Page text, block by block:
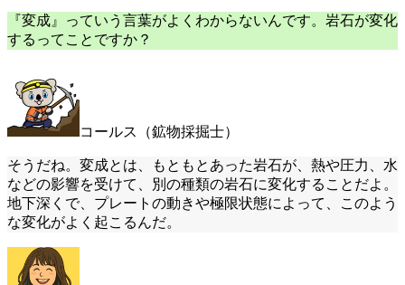
『変成』っていう言葉がよくわからないんです。岩石が変化
するってことですか？
コールス（鉱物採掘士）
そうだね。変成とは、もともとあった岩石が、熱や圧力、水
などの影響を受けて、別の種類の岩石に変化することだよ。
地下深くで、プレートの動きや極限状態によって、このよう
な変化がよく起こるんだ。